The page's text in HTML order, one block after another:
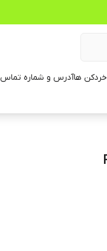
خردکن هاآدرس و شماره تماس